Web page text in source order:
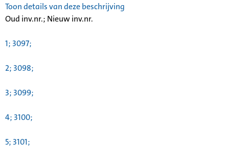
Toon details van deze beschrijving
Oud inv.nr.; Nieuw inv.nr.
1; 3097;
2; 3098;
3; 3099;
4; 3100;
5; 3101;